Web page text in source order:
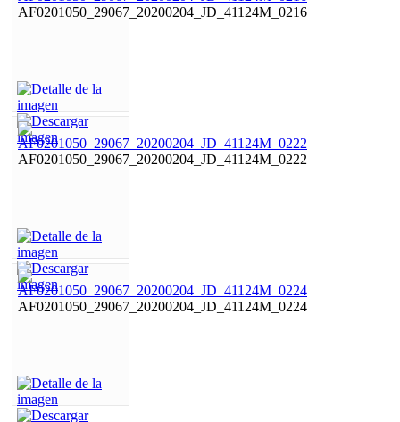
AF0201050_29067_20200204_JD_41124M_0216
AF0201050_29067_20200204_JD_41124M_0222
AF0201050_29067_20200204_JD_41124M_0224